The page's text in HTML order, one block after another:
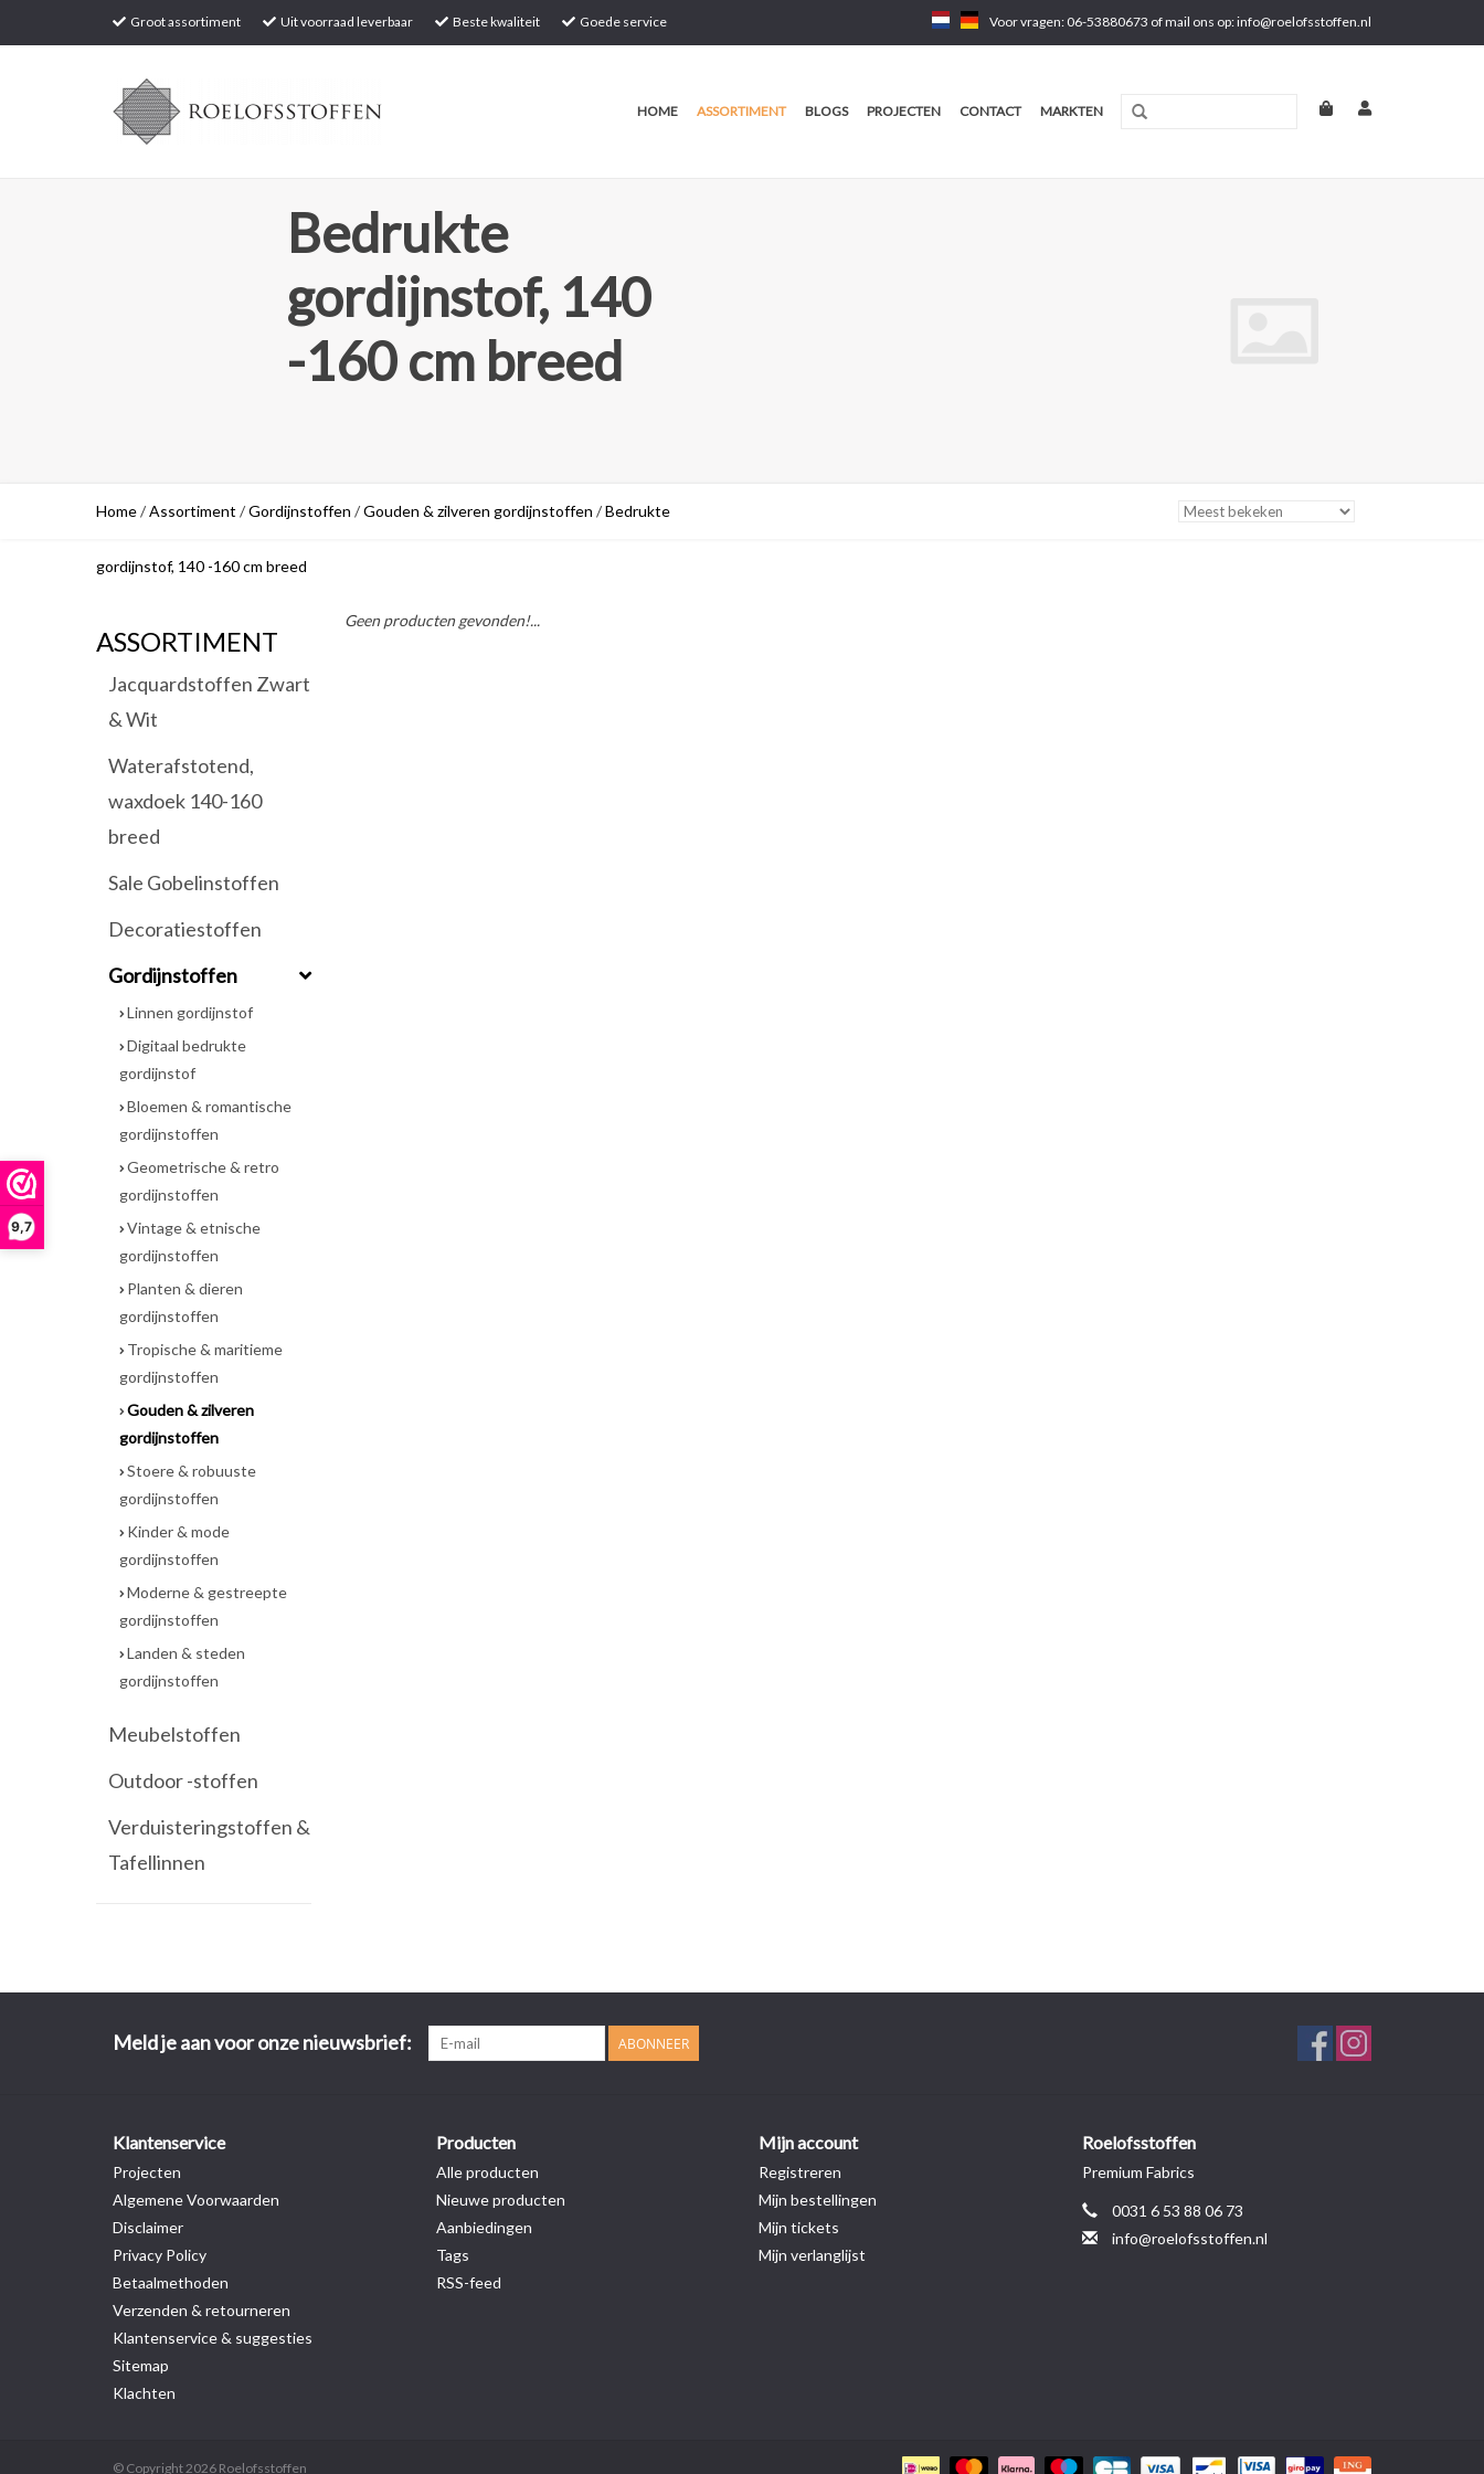
9,7
Groot assortiment Uit voorraad leverbaar Beste kwaliteit Goede service Voor vragen: 06-53880673 of mail ons op:info@roelofsstoffen.nl
HOME ASSORTIMENT BLOGS PROJECTEN CONTACT MARKTEN
Bedrukte
gordijnstof, 140
-160 cm breed
Home/Assortiment /Gordijnstoffen /Gouden & zilveren gordijnstoffen /Bedrukte
gordijnstof, 140 -160 cm breed
ASSORTIMENT
Jacquardstoffen Zwart
& Wit
Waterafstotend,
waxdoek 140-160
breed
Sale Gobelinstoffen
Decoratiestoffen
Gordijnstoffen
Linnen gordijnstof
Digitaal bedrukte
gordijnstof
Bloemen & romantische
gordijnstoffen
Geometrische & retro
gordijnstoffen
Vintage & etnische
gordijnstoffen
Planten & dieren
gordijnstoffen
Tropische & maritieme
gordijnstoffen
Gouden & zilveren
gordijnstoffen
Stoere & robuuste
gordijnstoffen
Kinder & mode
gordijnstoffen
Moderne & gestreepte
gordijnstoffen
Landen & steden
gordijnstoffen
Meubelstoffen
Outdoor -stoffen
Verduisteringstoffen &
Tafellinnen
Geen producten gevonden!...
Meld je aan voor onze nieuwsbrief: ABONNEER
Klantenservice
Projecten
Algemene Voorwaarden
Disclaimer
Privacy Policy
Betaalmethoden
Verzenden & retourneren
Klantenservice & suggesties
Sitemap
Klachten
Producten
Alle producten
Nieuwe producten
Aanbiedingen
Tags
RSS-feed
Mijn account
Registreren
Mijn bestellingen
Mijn tickets
Mijn verlanglijst
Roelofsstoffen
Premium Fabrics
0031 6 53 88 06 73
info@roelofsstoffen.nl
© Copyright 2026 Roelofsstoffen